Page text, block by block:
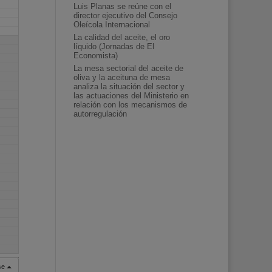
Luis Planas se reúne con el
director ejecutivo del Consejo
Oleícola Internacional
La calidad del aceite, el oro
líquido (Jornadas de El
Economista)
La mesa sectorial del aceite de
oliva y la aceituna de mesa
analiza la situación del sector y
las actuaciones del Ministerio en
relación con los mecanismos de
autorregulación